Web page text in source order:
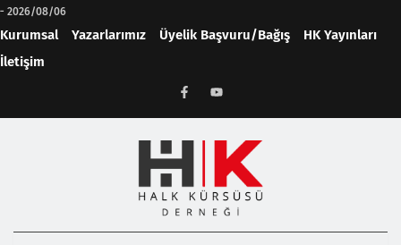
- 2026/08/06
Kurumsal Yazarlarımız Üyelik Başvuru/Bağış
HK Yayınları
İletişim